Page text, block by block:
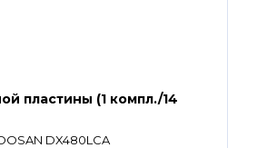
пластины (1 компл./14
DX480LCA